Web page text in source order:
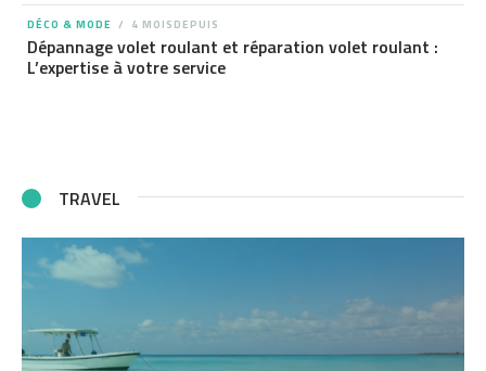
DÉCO & MODE 4 MOISDEPUIS
Dépannage volet roulant et réparation volet roulant :
L’expertise à votre service
TRAVEL